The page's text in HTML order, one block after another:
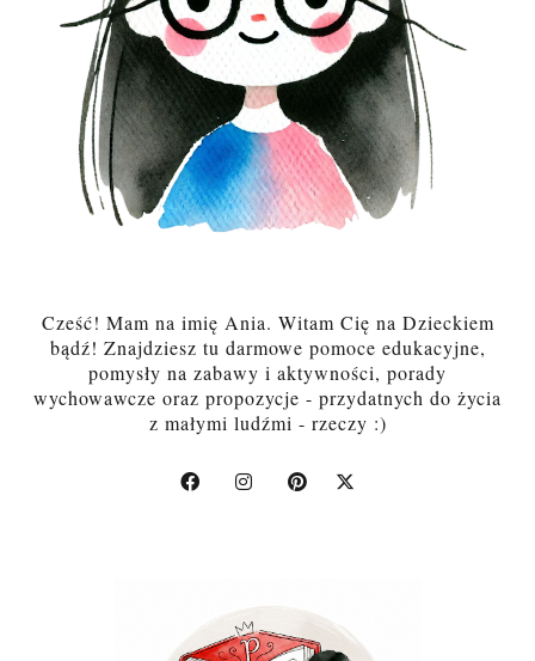
Cześć! Mam na imię Ania. Witam Cię na Dzieckiem
bądź! Znajdziesz tu darmowe pomoce edukacyjne,
pomysły na zabawy i aktywności, porady
wychowawcze oraz propozycje - przydatnych do życia
z małymi ludźmi - rzeczy :)